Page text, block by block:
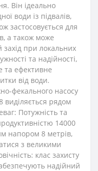
Він ідеально
води із підвалів,
застосовується для
а також може
захід при локальних
та надійності,
та ефективне
від води.
фекального насосу
виділяється рядом
Потужність та
14000
напором 8 метрів,
з великими
клас захисту
надійний